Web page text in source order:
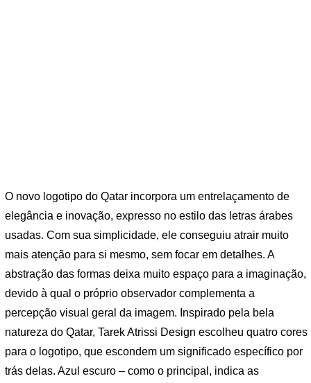
O novo logotipo do Qatar incorpora um entrelaçamento de
elegância e inovação, expresso no estilo das letras árabes
usadas. Com sua simplicidade, ele conseguiu atrair muito
mais atenção para si mesmo, sem focar em detalhes. A
abstração das formas deixa muito espaço para a imaginação,
devido à qual o próprio observador complementa a
percepção visual geral da imagem. Inspirado pela bela
natureza do Qatar, Tarek Atrissi Design escolheu quatro cores
para o logotipo, que escondem um significado específico por
trás delas. Azul escuro – como o principal, indica as